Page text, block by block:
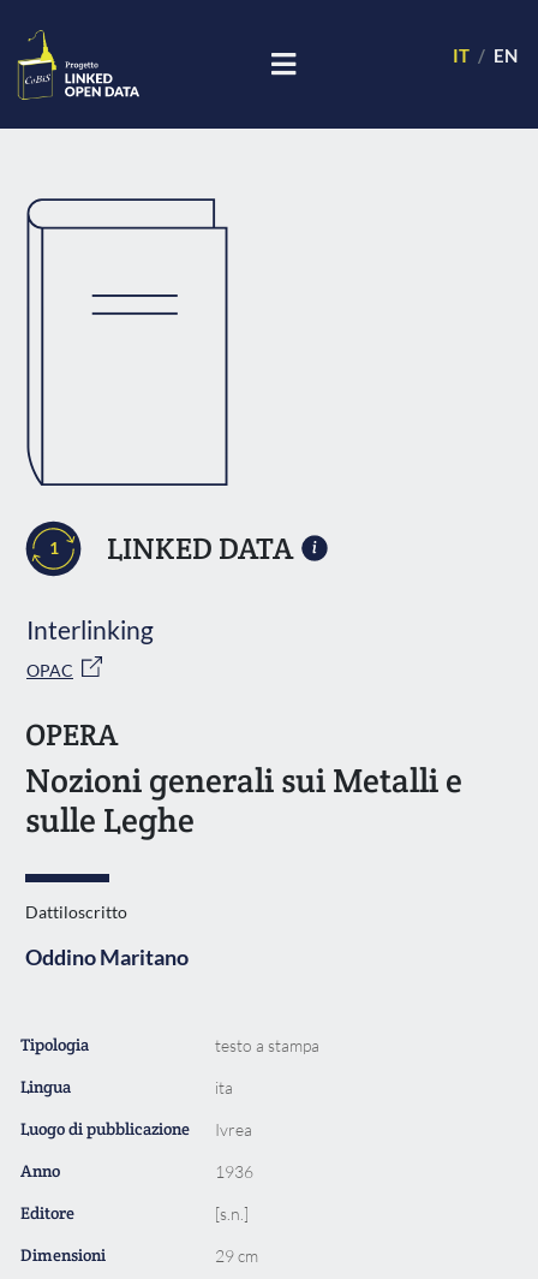
IT EN
1 LINKED DATA
Interlinking
OPAC
OPERA
Nozioni generali sui Metalli e
sulle Leghe
Dattiloscritto
Oddino Maritano
Tipologia testo a stampa
Lingua ita
Luogo di pubblicazione Ivrea
Anno 1936
Editore [s.n.]
Dimensioni 29 cm